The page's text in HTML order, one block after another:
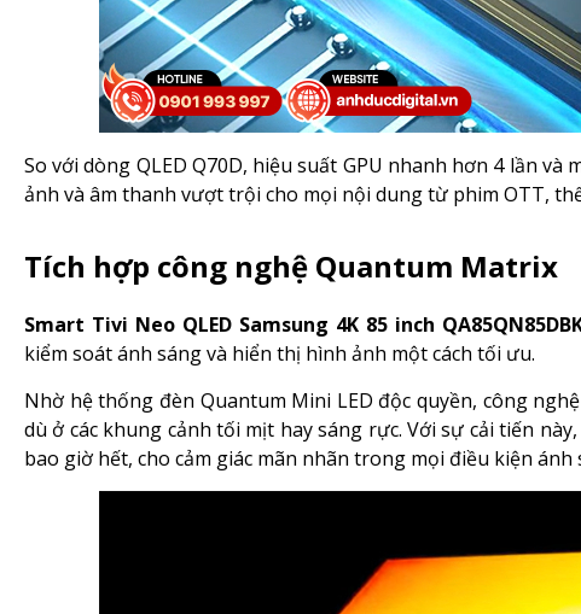
So với dòng QLED Q70D, hiệu suất GPU nhanh hơn 4 lần
ảnh và âm thanh vượt trội cho mọi nội dung từ phim OTT,
Tích hợp công nghệ Quantum Matrix
Smart Tivi Neo QLED Samsung 4K 85 inch
kiểm soát ánh sáng và hiển thị hình ảnh một cách tối ưu.
Nhờ hệ thống đèn Quantum Mini LED độc quyền, công
dù ở các khung cảnh tối mịt hay sáng rực. Với sự cải tiến
bao giờ hết, cho cảm giác mãn nhãn trong mọi điều kiện ánh